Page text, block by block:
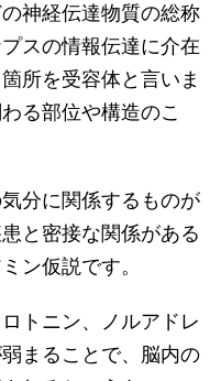
神経伝達物質の総称
スの情報伝達に介在
所を受容体と言いま
る部位や構造のこ
分に関係するものが
と密接な関係がある
ン仮説です。
トニン、ノルアドレ
まることで、脳内の